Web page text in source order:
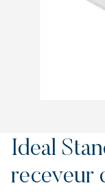
Ideal
receveur